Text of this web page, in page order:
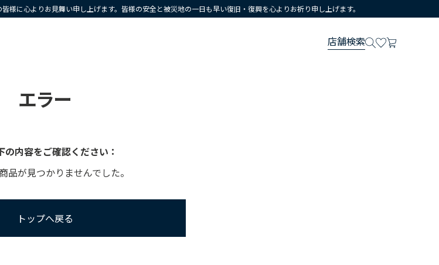
に心よりお見舞い申し上げます。皆様の安全と被災地の一日も早い復旧・復興を心よりお祈り申し上げます。
店舗検索
エラー
の内容をご確認ください：
品が見つかりませんでした。
トップへ戻る